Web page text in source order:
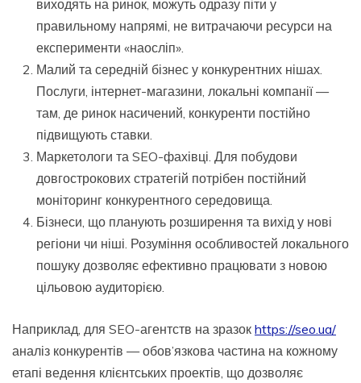
виходять на ринок, можуть одразу піти у
правильному напрямі, не витрачаючи ресурси на
експерименти «наосліп».
Малий та середній бізнес у конкурентних нішах.
Послуги, інтернет-магазини, локальні компанії —
там, де ринок насичений, конкуренти постійно
підвищують ставки.
Маркетологи та SEO-фахівці. Для побудови
довгострокових стратегій потрібен постійний
моніторинг конкурентного середовища.
Бізнеси, що планують розширення та вихід у нові
регіони чи ніші. Розуміння особливостей локального
пошуку дозволяє ефективно працювати з новою
цільовою аудиторією.
Наприклад, для SEO-агентств на зразок https://seo.ua/
аналіз конкурентів — обов’язкова частина на кожному
етапі ведення клієнтських проектів, що дозволяє